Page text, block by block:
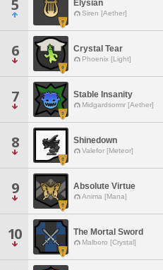
5 Elysian
Siren [Aether]
6 Crystal Tear
Phoenix [Light]
7 Stable Insanity
Midgardsormr [Aether]
8 Shinedown
Valefor [Meteor]
9 Absolute Virtue
Anima [Mana]
10 The Mortal Sword
Malboro [Crystal]